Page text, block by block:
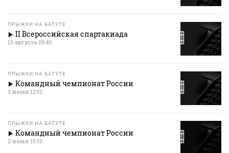
ПРЫЖКИ НА БАТУТЕ
II Всероссийская спартакиада
13 августа 09:40
ПРЫЖКИ НА БАТУТЕ
Командный чемпионат России
3 июня 12:51
ПРЫЖКИ НА БАТУТЕ
Командный чемпионат России
2 июня 15:10